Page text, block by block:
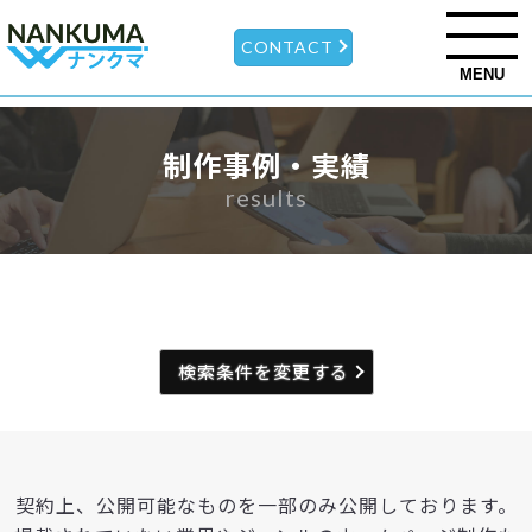
CONTACT
MENU
制作事例・実績
results
検索条件を変更する
契約上、公開可能なものを一部のみ公開しております。